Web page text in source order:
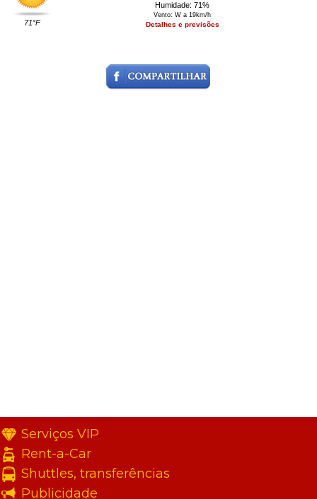
71°F
Humidade: 71%
Vento: W a 19km/h
Detalhes e previsões
Serviços VIP
Rent-a-Car
Shuttles, transferências
Publicidade